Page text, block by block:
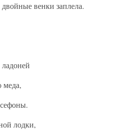
венки заплела.
меда,
лодки,